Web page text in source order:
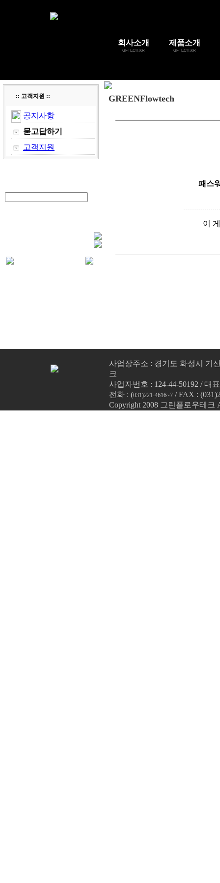
회사소개
GFTECH.KR
제품소개
GFTECH.KR
:: 고객지원 ::
공지사항
묻고답하기
고객지원
GREENFlowtech
패스
이
사업장주소 : 경기도 화성시 기
크
사업자번호 : 124-44-50192 / 대
전화 : (031)221-4616~7 / FAX :
Copyright 2008 그린플로우테크